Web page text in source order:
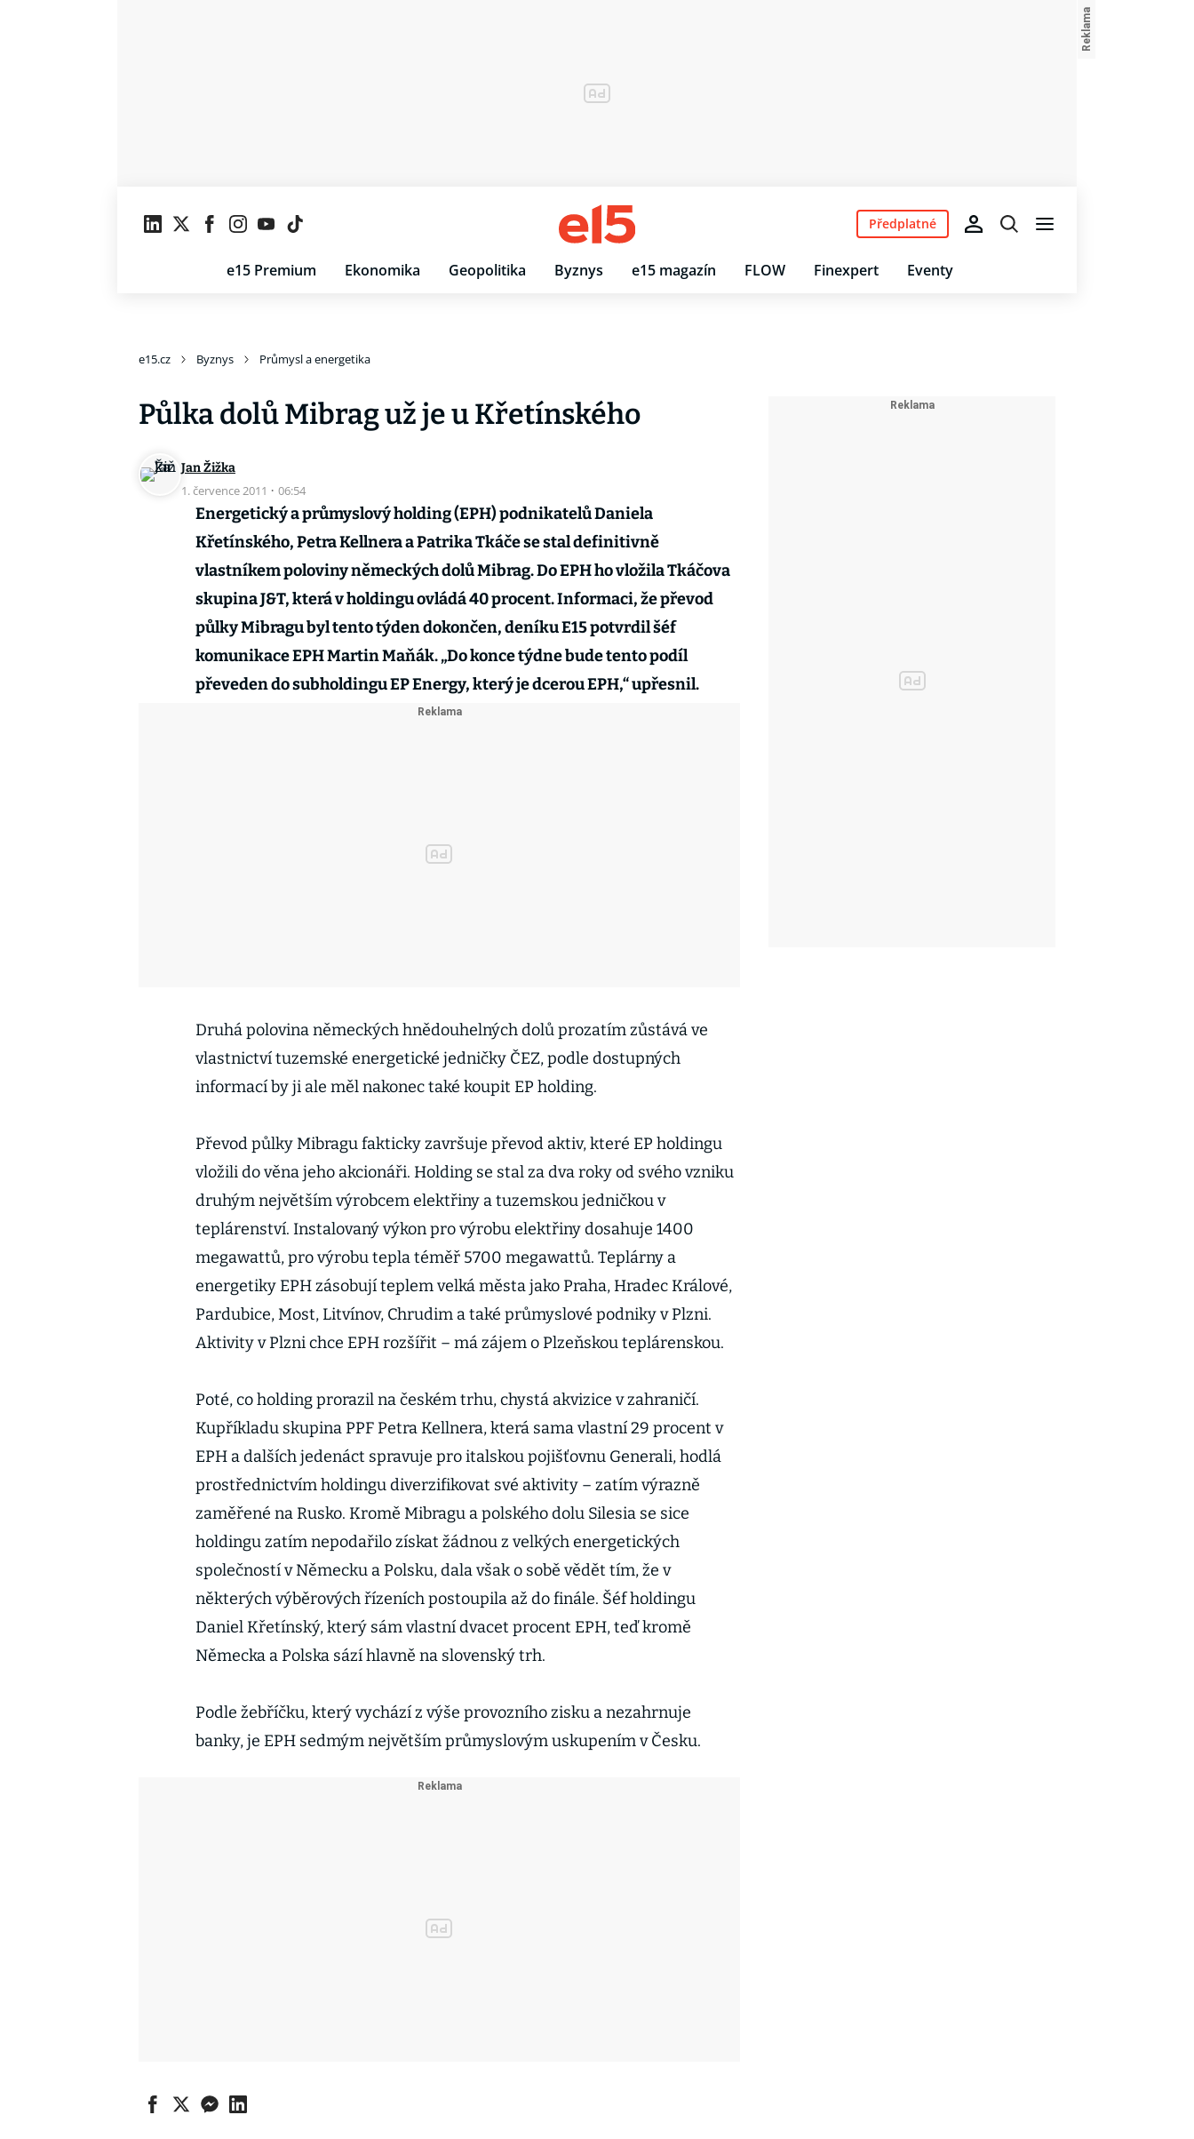
e15 Premium Ekonomika Geopolitika Byznys e15 magazín FLOW Finexpert Eventy
Předplatné
e15.cz Byznys Průmysl a energetika
Půlka dolů Mibrag už je u Křetínského
Jan Žižka
1. července 2011 · 06:54
Energetický a průmyslový holding (EPH) podnikatelů Daniela
Křetínského, Petra Kellnera a Patrika Tkáče se stal definitivně
vlastníkem poloviny německých dolů Mibrag. Do EPH ho vložila Tkáčova
skupina J&T, která v holdingu ovládá 40 procent. Informaci, že převod
půlky Mibragu byl tento týden dokončen, deníku E15 potvrdil šéf
komunikace EPH Martin Maňák. „Do konce týdne bude tento podíl
převeden do subholdingu EP Energy, který je dcerou EPH,“ upřesnil.
Druhá polovina německých hnědouhelných dolů prozatím zůstává ve
vlastnictví tuzemské energetické jedničky ČEZ, podle dostupných
informací by ji ale měl nakonec také koupit EP holding.
Převod půlky Mibragu fakticky završuje převod aktiv, které EP holdingu
vložili do věna jeho akcionáři. Holding se stal za dva roky od svého vzniku
druhým největším výrobcem elektřiny a tuzemskou jedničkou v
teplárenství. Instalovaný výkon pro výrobu elektřiny dosahuje 1400
megawattů, pro výrobu tepla téměř 5700 megawattů. Teplárny a
energetiky EPH zásobují teplem velká města jako Praha, Hradec Králové,
Pardubice, Most, Litvínov, Chrudim a také průmyslové podniky v Plzni.
Aktivity v Plzni chce EPH rozšířit – má zájem o Plzeňskou teplárenskou.
Poté, co holding prorazil na českém trhu, chystá akvizice v zahraničí.
Kupříkladu skupina PPF Petra Kellnera, která sama vlastní 29 procent v
EPH a dalších jedenáct spravuje pro italskou pojišťovnu Generali, hodlá
prostřednictvím holdingu diverzifikovat své aktivity – zatím výrazně
zaměřené na Rusko. Kromě Mibragu a polského dolu Silesia se sice
holdingu zatím nepodařilo získat žádnou z velkých energetických
společností v Německu a Polsku, dala však o sobě vědět tím, že v
některých výběrových řízeních postoupila až do finále. Šéf holdingu
Daniel Křetínský, který sám vlastní dvacet procent EPH, teď kromě
Německa a Polska sází hlavně na slovenský trh.
Podle žebříčku, který vychází z výše provozního zisku a nezahrnuje
banky, je EPH sedmým největším průmyslovým uskupením v Česku.